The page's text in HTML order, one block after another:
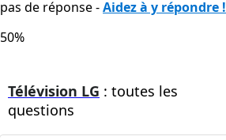
pas de réponse -Aidez à y répondre !
50%
Télévision LG : toutes les
questions